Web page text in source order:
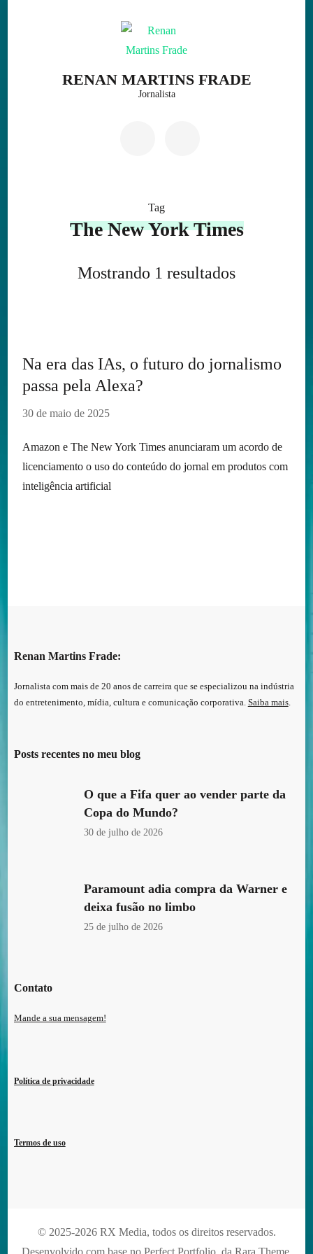
RENAN MARTINS FRADE
Jornalista
Tag
The New York Times
Mostrando 1 resultados
Na era das IAs, o futuro do jornalismo
passa pela Alexa?
30 de maio de 2025
Amazon e The New York Times anunciaram um acordo de
licenciamento o uso do conteúdo do jornal em produtos com
inteligência artificial
Renan Martins Frade:
Jornalista com mais de 20 anos de carreira que se especializou na indústria
do entretenimento, mídia, cultura e comunicação corporativa. Saiba mais.
Posts recentes no meu blog
O que a Fifa quer ao vender parte da
Copa do Mundo?
30 de julho de 2026
Paramount adia compra da Warner e
deixa fusão no limbo
25 de julho de 2026
Contato
Mande a sua mensagem!
Política de privacidade
Termos de uso
© 2025-2026 RX Media, todos os direitos reservados.
Desenvolvido com base no Perfect Portfolio, da Rara Theme.